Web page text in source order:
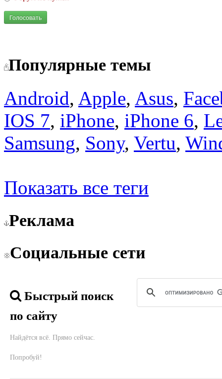
Голосовать
Популярные темы
Android, Apple, Asus,
IOS 7, iPhone, iPhone 6,
Samsung, Sony, Vertu,
Показать все теги
Реклама
Социальные сети
Быстрый поиск
по сайту
Найдётся всё. Прямо сейчас.
Попробуй!